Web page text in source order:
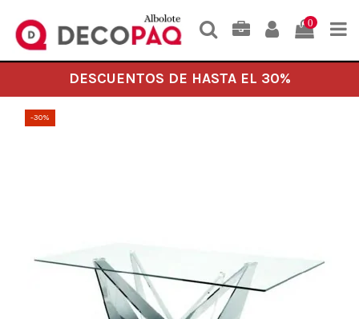
0
DESCUENTOS DE HASTA EL 30%
-30%